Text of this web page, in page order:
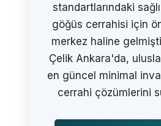
standartlarındaki
göğüs cerrahisi için
merkez haline
Çelik Ankara'da,
en güncel minimal
cerrahi çözümlerini